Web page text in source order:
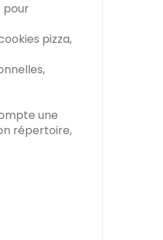
pour
pizza,
une
répertoire,